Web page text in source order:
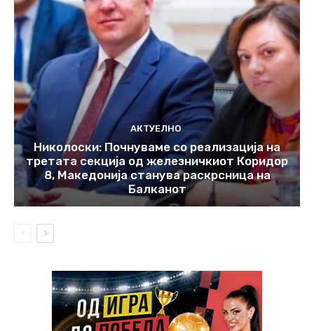
АКТУЕЛНО
Николоски: Почнуваме со реализација на
третата секција од железничкиот Коридор
8, Македонија станува раскрсница на
Балканот